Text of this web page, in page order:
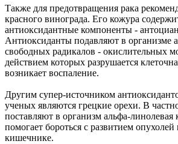
Также для предотвращения рака
красного винограда. Его кожура
антиоксидантные компоненты -
Антиоксиданты подавляют в организме
свободных радикалов - окислительных
действием которых разрушается
возникает воспаление.
Другим супер-источником
ученых являются грецкие орехи. В
поставляют в организм альфа-линолевая
помогает бороться с развитием опухолей
кишечнике.